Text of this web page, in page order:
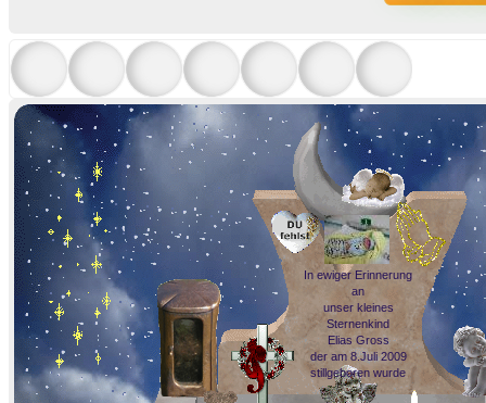
In ewiger Erinnerung
an
unser kleines
Sternenkind
Elias Gross
der am 8.Juli 2009
stillgeboren wurde